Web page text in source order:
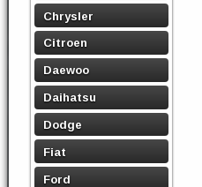
Chrysler
Citroen
Daewoo
Daihatsu
Dodge
Fiat
Ford